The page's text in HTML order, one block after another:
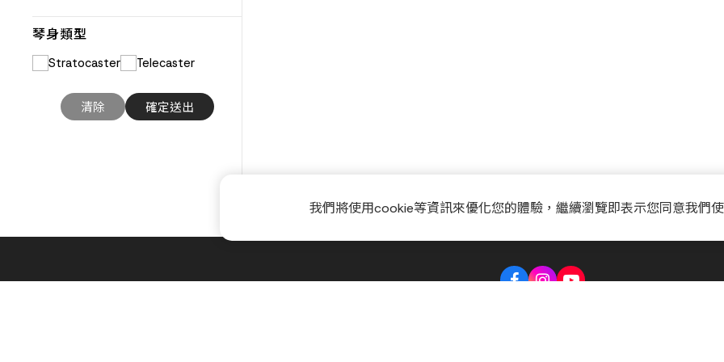
琴身類型
Stratocaster Telecaster
我們將使用cookie等資訊來優化您的體驗，繼續瀏覽即表示您同意我們使